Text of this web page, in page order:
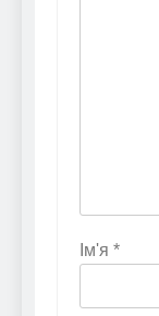
Ім'я *